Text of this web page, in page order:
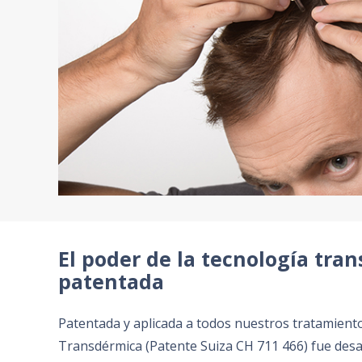
El poder de la tecnología
patentada
Patentada y aplicada a todos nuestros
Transdérmica (Patente Suiza CH 711 466) fue